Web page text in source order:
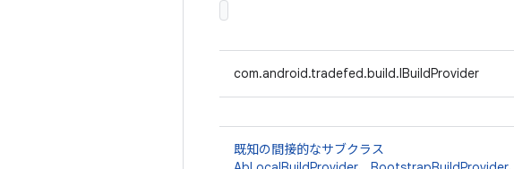
com.android.tradefed.build.IBuildProvider
既知の間接的なサブクラス